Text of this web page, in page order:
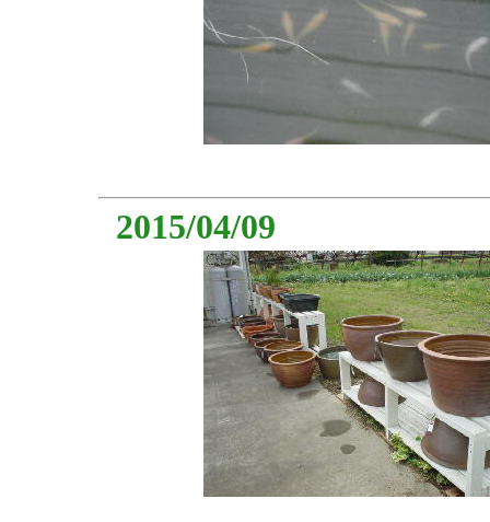
2015/04/09